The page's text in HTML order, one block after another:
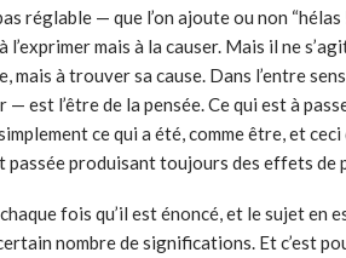
réglable — que l’on ajoute ou non
mais à la causer. Mais il ne
mais à trouver sa cause. Dans l’entre
est l’être de la pensée. Ce qui est à
ce qui a été, comme être, et
passée produisant toujours des effets de
fois qu’il est énoncé, et le sujet en
nombre de significations. Et c’est